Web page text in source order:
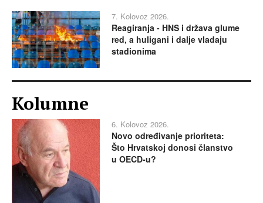
7. Kolovoz 2026.
Reagiranja - HNS i država glume
red, a huligani i dalje vladaju
stadionima
Kolumne
6. Kolovoz 2026.
Novo određivanje prioriteta:
Što Hrvatskoj donosi članstvo
u OECD-u?